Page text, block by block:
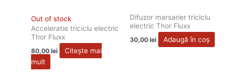
Out of stock
Acceleratie triciclu electric
Thor Fluxx
80,00lei
Citește mai
mult
Difuzor marsarier triciclu
electric Thor Fluxx
30,00 lei Adaugă în coș